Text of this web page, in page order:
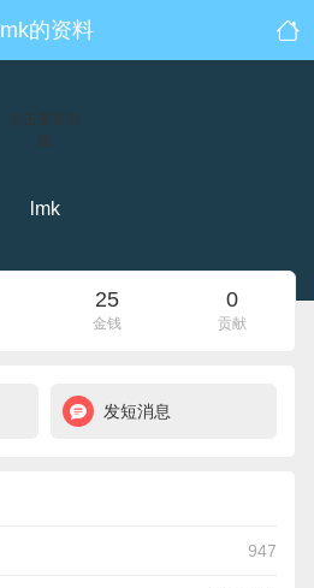
lmk的资料
点击重新加
lmk
25
金钱
0
贡献
发短消息
947